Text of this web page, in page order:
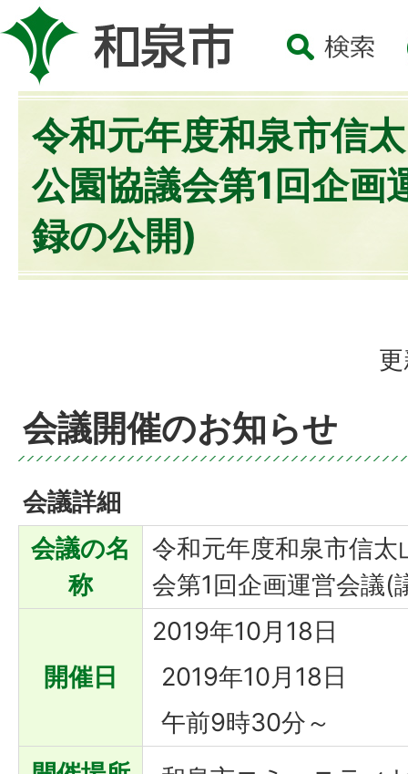
令和元年度和泉市信
公園協議会第1回企画
録の公開)
会議開催のお知らせ
会議詳細
会議の名
称
令和元年度和泉市信
会第1回企画運営会議(
開催日
2019年10月18日
2019年10月18日
午前9時30分～